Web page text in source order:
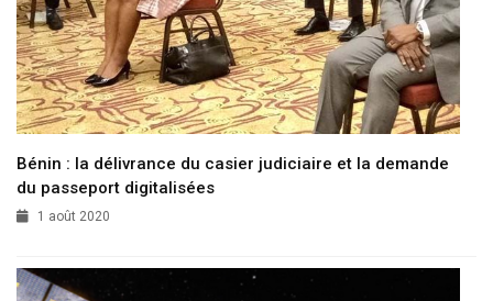
Bénin : la délivrance du casier judiciaire et la demande
du passeport digitalisées
1 août 2020